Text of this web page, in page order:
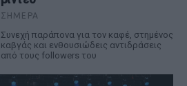
ΣΉΜΕΡΑ
Συνεχή παράπονα για τον καφέ, στημένος
καβγάς και ενθουσιώδεις αντιδράσεις
από τους followers του